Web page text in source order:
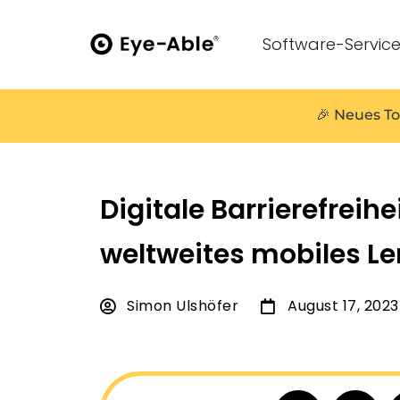
Software-
🎉 Neues
Digitale
weltweites mobiles
Simon Ulshöfer August 17, 2023